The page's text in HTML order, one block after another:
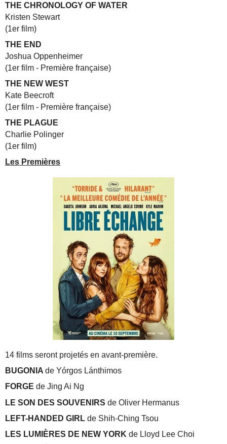
THE CHRONOLOGY OF WATER
Kristen Stewart
(1er film)
THE END
Joshua Oppenheimer
(1er film - Première française)
THE NEW WEST
Kate Beecroft
(1er film - Première française)
THE PLAGUE
Charlie Polinger
(1er film)
Les Premières
14 films seront projetés en avant-première.
BUGONIAde Yórgos Lánthimos
FORGEde Jing Ai Ng
LE SON DES SOUVENIRS de Oliver Hermanus
LEFT-HANDED GIRLde Shih-Ching Tsou
LES LUMIÈRES DE NEW YORK de Lloyd Lee Choi